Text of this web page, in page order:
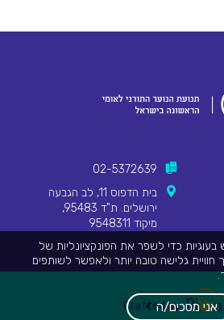
כדי לשפר את הפונקציונליות של
גלישה טובה יותר ולאפשר לשותפים
בעוגיות באתר זה וכיצד ניתן לדחות
במדיניות העוגיות שלנו
אני מסכים/ה
02-5372639
בית הדפוס 11, לב הגבעה
ירושלים. ת"ד 95483,
מיקוד 9548311
Crafted by
Pionet Logo